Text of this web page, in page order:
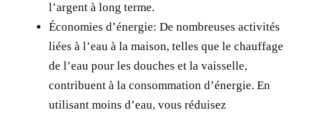
l’argent à long terme.
Économies d’énergie: De nombreuses activités
liées à l’eau à la maison, telles que le chauffage
de l’eau pour les douches et la vaisselle,
contribuent à la consommation d’énergie. En
utilisant moins d’eau, vous réduisez